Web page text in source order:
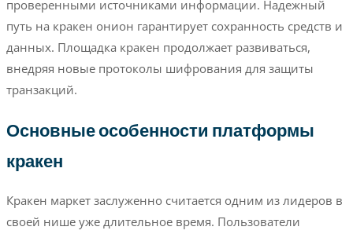
проверенными источниками информации. Надежный
путь на кракен онион гарантирует сохранность средств и
данных. Площадка кракен продолжает развиваться,
внедряя новые протоколы шифрования для защиты
транзакций.
Основные особенности платформы
кракен
Кракен маркет заслуженно считается одним из лидеров в
своей нише уже длительное время. Пользователи